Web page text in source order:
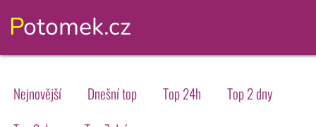
Potomek.cz
Nejnovější Dnešní top Top 24h
Top 2 dny